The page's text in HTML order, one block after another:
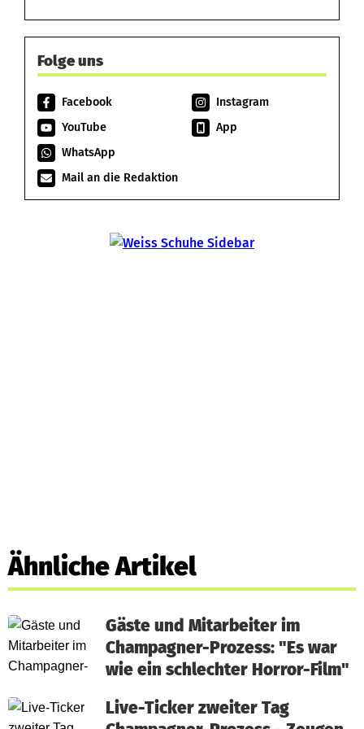
Folge uns
Facebook
Instagram
YouTube
App
WhatsApp
Mail an die Redaktion
Ähnliche Artikel
Gäste und Mitarbeiter im
Champagner-Prozess: "Es war
wie ein schlechter Horror-Film"
Live-Ticker zweiter Tag